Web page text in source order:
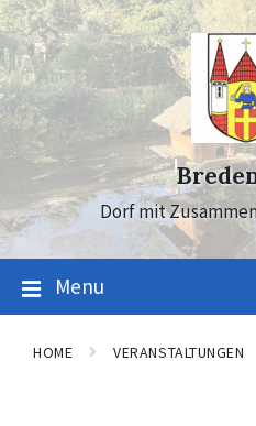
Skip
to
content
Skip
to
main
navigation
Skip
to
footer
Dorf mit
Menu
HOME VERANSTALTUNGEN